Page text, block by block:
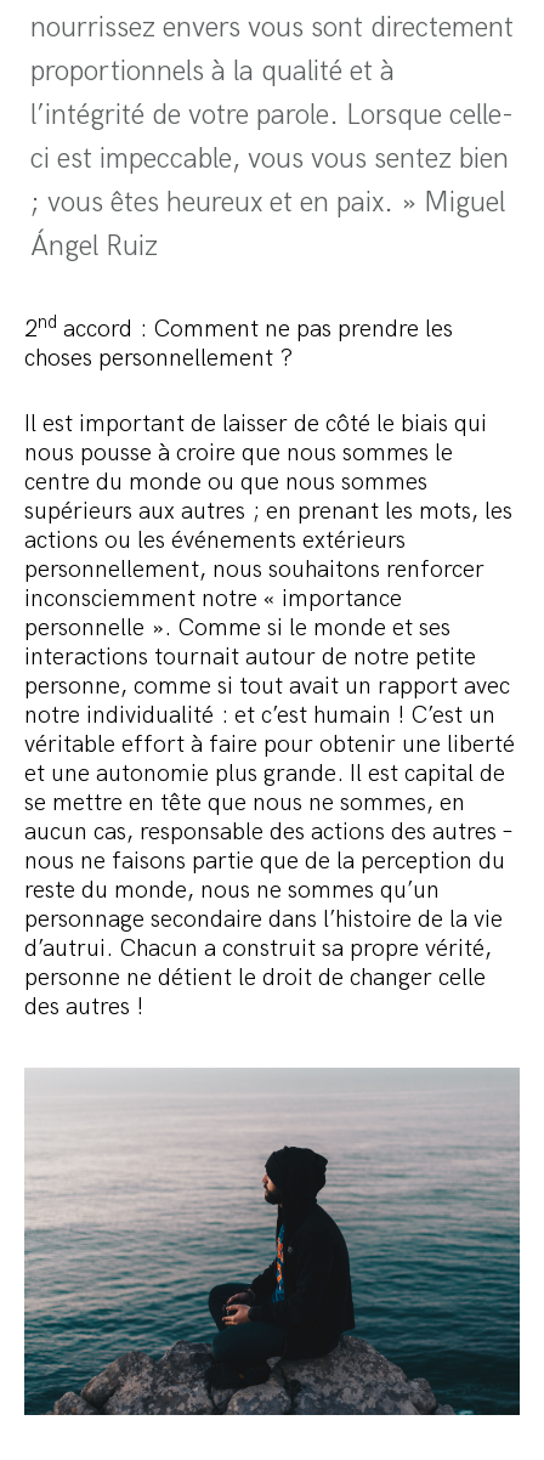
nourrissez envers vous sont directement
proportionnels à la qualité et à
l’intégrité de votre parole. Lorsque celle-
ci est impeccable, vous vous sentez bien
; vous êtes heureux et en paix. » Miguel
Ángel Ruiz
2nd accord : Comment ne pas prendre les
choses personnellement ?
Il est important de laisser de côté le biais qui
nous pousse à croire que nous sommes le
centre du monde ou que nous sommes
supérieurs aux autres ; en prenant les mots, les
actions ou les événements extérieurs
personnellement, nous souhaitons renforcer
inconsciemment notre « importance
personnelle ». Comme si le monde et ses
interactions tournait autour de notre petite
personne, comme si tout avait un rapport avec
notre individualité : et c’est humain ! C’est un
véritable effort à faire pour obtenir une liberté
et une autonomie plus grande. Il est capital de
se mettre en tête que nous ne sommes, en
aucun cas, responsable des actions des autres –
nous ne faisons partie que de la perception du
reste du monde, nous ne sommes qu’un
personnage secondaire dans l’histoire de la vie
d’autrui. Chacun a construit sa propre vérité,
personne ne détient le droit de changer celle
des autres !